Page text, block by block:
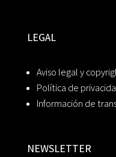
LEGAL
Aviso legal y
Política de
Información de
NEWSLETTER